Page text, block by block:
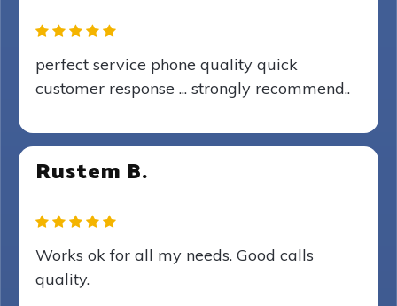
perfect service phone quality quick
customer response ... strongly recommend..
Rustem B.
Works ok for all my needs. Good calls
quality.